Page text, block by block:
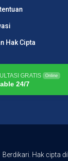
Hak Cipta
GRATIS Online
24/7
Hak cipta